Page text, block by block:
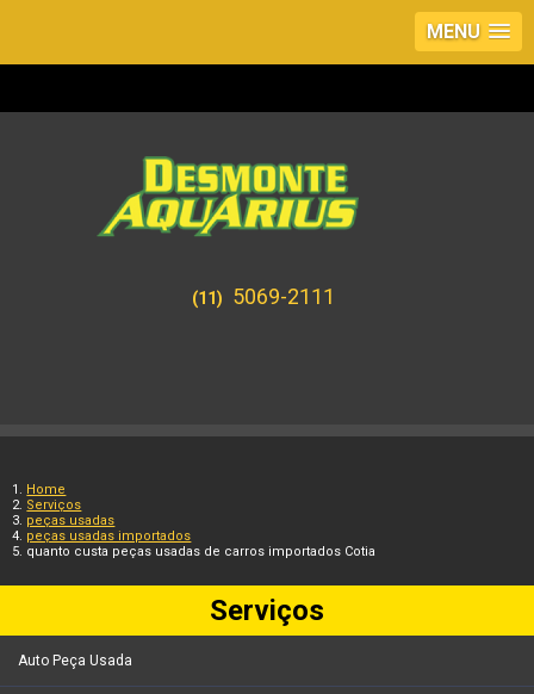
MENU
(11) 5069-2111
Home
Serviços
peças usadas
peças usadas importados
quanto custa peças usadas de carros importados Cotia
Serviços
Auto Peça Usada